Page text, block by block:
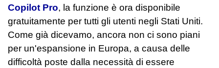
Copilot Pro, la funzione è ora disponibile
gratuitamente per tutti gli utenti negli Stati Uniti.
Come già dicevamo, ancora non ci sono piani
per un'espansione in Europa, a causa delle
difficoltà poste dalla necessità di essere